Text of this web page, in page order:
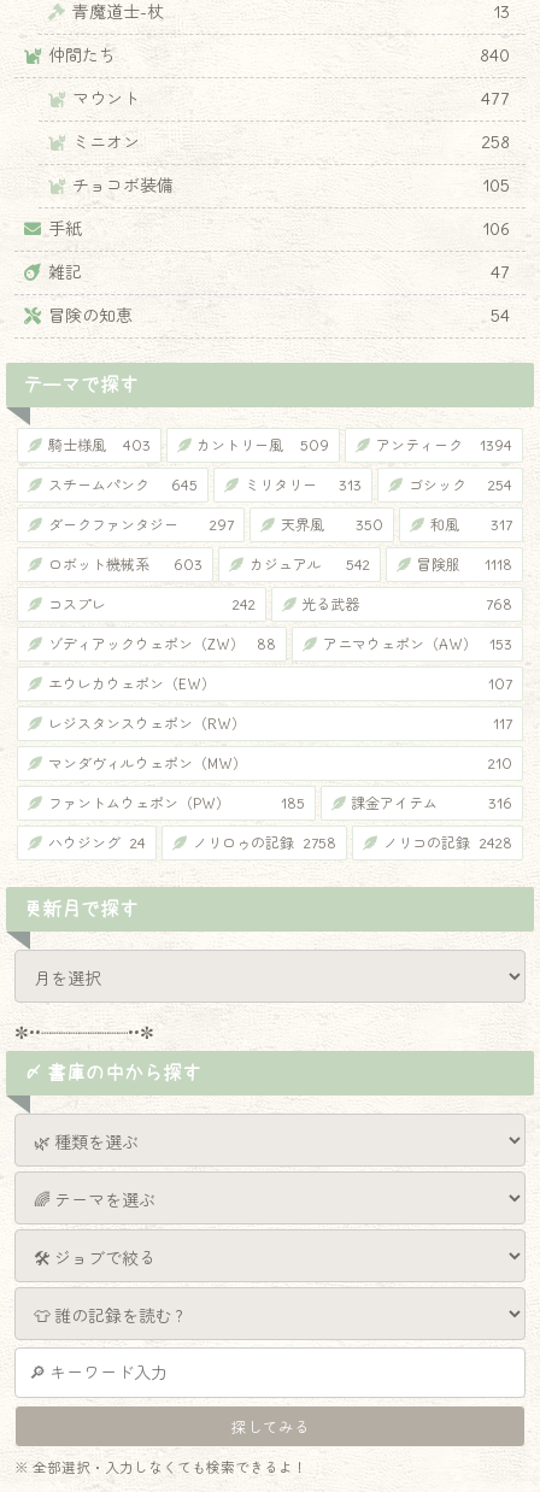
青魔道士-杖
13
仲間たち
840
マウント
477
ミニオン
258
チョコボ装備
105
手紙
106
雑記
47
冒険の知恵
54
テーマで探す
騎士様風 403 カントリー風 509 アンティーク 1394
スチームパンク 645 ミリタリー 313 ゴシック 254
ダークファンタジー 297 天界風 350 和風 317
ロボット機械系 603 カジュアル 542 冒険服 1118
コスプレ 242 光る武器 768
ゾディアックウェポン（ZW） 88 アニマウェポン（AW） 153
エウレカウェポン（EW） 107
レジスタンスウェポン（RW） 117
マンダヴィルウェポン（MW） 210
ファントムウェポン（PW） 185 課金アイテム 316
ハウジング 24 ノリロゥの記録 2758 ノリコの記録 2428
更新月で探す
✼••┈┈┈┈┈┈┈┈┈••✼
〆 書庫の中から探す
※ 全部選択・入力しなくても検索できるよ！